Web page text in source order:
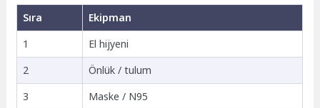
Sıra
Ekipman
1
El hijyeni
2
Önlük / tulum
3
Maske / N95